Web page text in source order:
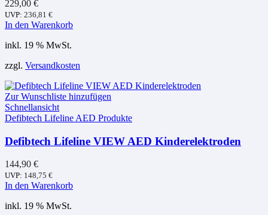
229,00 €
UVP: 236,81 €
In den Warenkorb
inkl. 19 % MwSt.
zzgl. Versandkosten
Zur Wunschliste hinzufügen
Schnellansicht
Defibtech Lifeline AED Produkte
Defibtech Lifeline VIEW AED Kinderelektroden
144,90 €
UVP: 148,75 €
In den Warenkorb
inkl. 19 % MwSt.